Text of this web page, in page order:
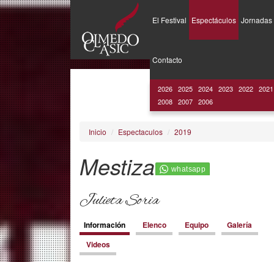
Pasar
al
contenido
principal
El Festival Espectáculos
2026 2025 2024 2023 2022 2021
2008 2007 2006
Jornadas
Contacto
Inicio Espectaculos 2019
Mestiza
Julieta Soria
Contenido
Información (solapa
activa)
Elenco Equipo
Galería
Videos